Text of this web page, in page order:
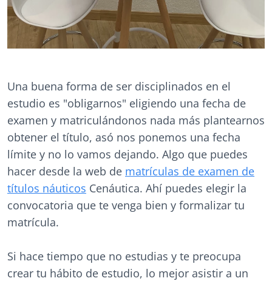
Una buena forma de ser disciplinados en el
estudio es "obligarnos" eligiendo una fecha de
examen y matriculándonos nada más plantearnos
obtener el título, asó nos ponemos una fecha
límite y no lo vamos dejando. Algo que puedes
hacer desde la web de matrículas de examen de
títulos náuticos Cenáutica. Ahí puedes elegir la
convocatoria que te venga bien y formalizar tu
matrícula.
Si hace tiempo que no estudias y te preocupa
crear tu hábito de estudio, lo mejor asistir a un